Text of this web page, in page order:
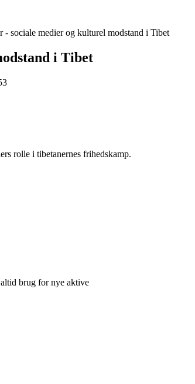
- sociale medier og kulturel modstand i Tibet
i Tibet
rolle i tibetanernes frihedskamp.
brug for nye aktive